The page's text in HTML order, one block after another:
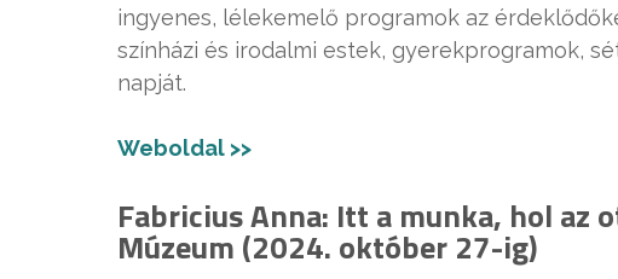
ingyenes, lélekemelő programok az
színházi és irodalmi estek, gyerekprogramok,
napját.
Weboldal >>
Fabricius Anna: Itt a munka, hol az
Múzeum (2024. október 27-ig)